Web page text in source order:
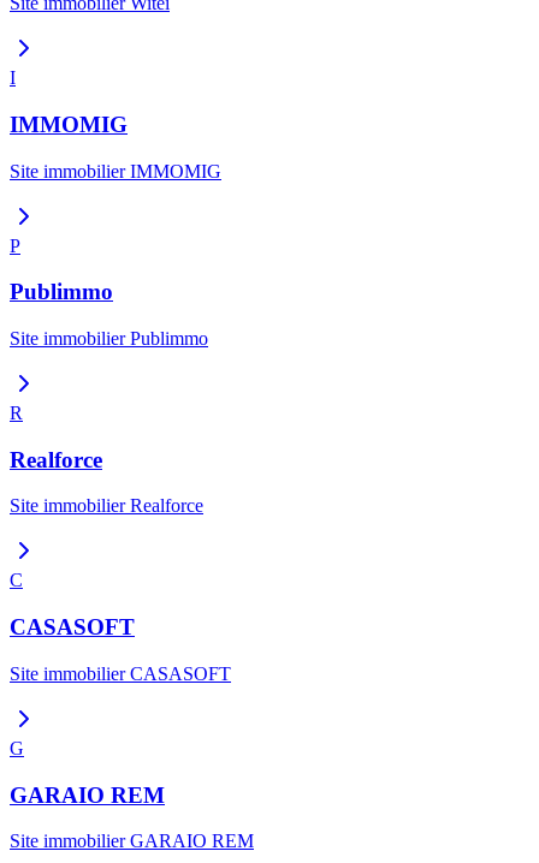
I
IMMOMIG
Site immobilierIMMOMIG
P
Publimmo
Site immobilierPublimmo
R
Realforce
Site immobilierRealforce
C
CASASOFT
Site immobilierCASASOFT
G
GARAIO REM
Site immobilierGARAIO REM